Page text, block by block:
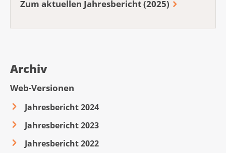
Zum aktuellen Jahresbericht (2025)
Archiv
Web-Versionen
Jahresbericht 2024
Jahresbericht 2023
Jahresbericht 2022